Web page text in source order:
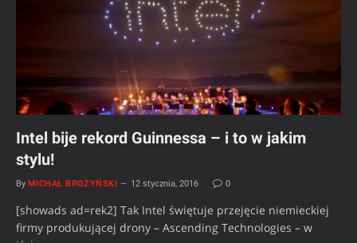
Intel bije rekord Guinnessa – i to w jakim
stylu!
By MICHAŁ BROŻYŃSKI 12 stycznia, 2016 0
[showads ad=rek2] Tak Intel świętuje przejęcie niemieckiej
firmy produkującej drony – Ascending Technologies – w